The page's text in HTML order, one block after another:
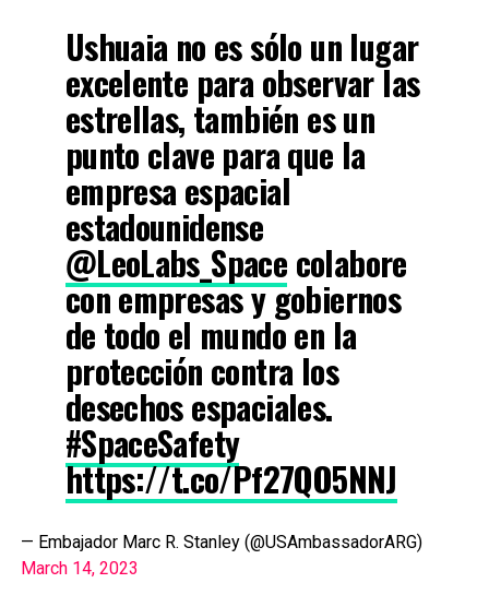
Ushuaia no es sólo un lugar
excelente para observar las
estrellas, también es un
punto clave para que la
empresa espacial
estadounidense
@LeoLabs_Space colabore
con empresas y gobiernos
de todo el mundo en la
protección contra los
desechos espaciales.
#SpaceSafety
https://t.co/Pf27QO5NNJ
— Embajador Marc R. Stanley (@USAmbassadorARG)
March 14, 2023